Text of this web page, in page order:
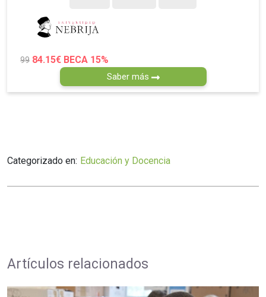
99 84.15€ BECA 15%
Saber más
Categorizado en: Educación y Docencia
Artículos relacionados